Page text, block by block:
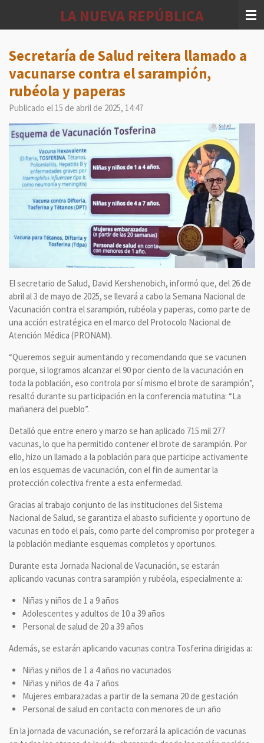
principal
LA NUEVA REPÚBLICA
Secretaría de Salud reitera llamado a
vacunarse contra el sarampión,
rubéola y paperas
Publicado el 15 de abril de 2025, 14:47
El secretario de Salud, David Kershenobich, informó que, del 26 de
abril al 3 de mayo de 2025, se llevará a cabo la Semana Nacional de
Vacunación contra el sarampión, rubéola y paperas, como parte de
una acción estratégica en el marco del Protocolo Nacional de
Atención Médica (PRONAM).
“Queremos seguir aumentando y recomendando que se vacunen
porque, si logramos alcanzar el 90 por ciento de la vacunación en
toda la población, eso controla por sí mismo el brote de sarampión”,
resaltó durante su participación en la conferencia matutina: “La
mañanera del pueblo”.
Detalló que entre enero y marzo se han aplicado 715 mil 277
vacunas, lo que ha permitido contener el brote de sarampión. Por
ello, hizo un llamado a la población para que participe activamente
en los esquemas de vacunación, con el fin de aumentar la
protección colectiva frente a esta enfermedad.
Gracias al trabajo conjunto de las instituciones del Sistema
Nacional de Salud, se garantiza el abasto suficiente y oportuno de
vacunas en todo el país, como parte del compromiso por proteger a
la población mediante esquemas completos y oportunos.
Durante esta Jornada Nacional de Vacunación, se estarán
aplicando vacunas contra sarampión y rubéola, especialmente a:
Niñas y niños de 1 a 9 años
Adolescentes y adultos de 10 a 39 años
Personal de salud de 20 a 39 años
Además, se estarán aplicando vacunas contra Tosferina dirigidas a:
Niñas y niños de 1 a 4 años no vacunados
Niñas y niños de 4 a 7 años
Mujeres embarazadas a partir de la semana 20 de gestación
Personal de salud en contacto con menores de un año
En la jornada de vacunación, se reforzará la aplicación de vacunas